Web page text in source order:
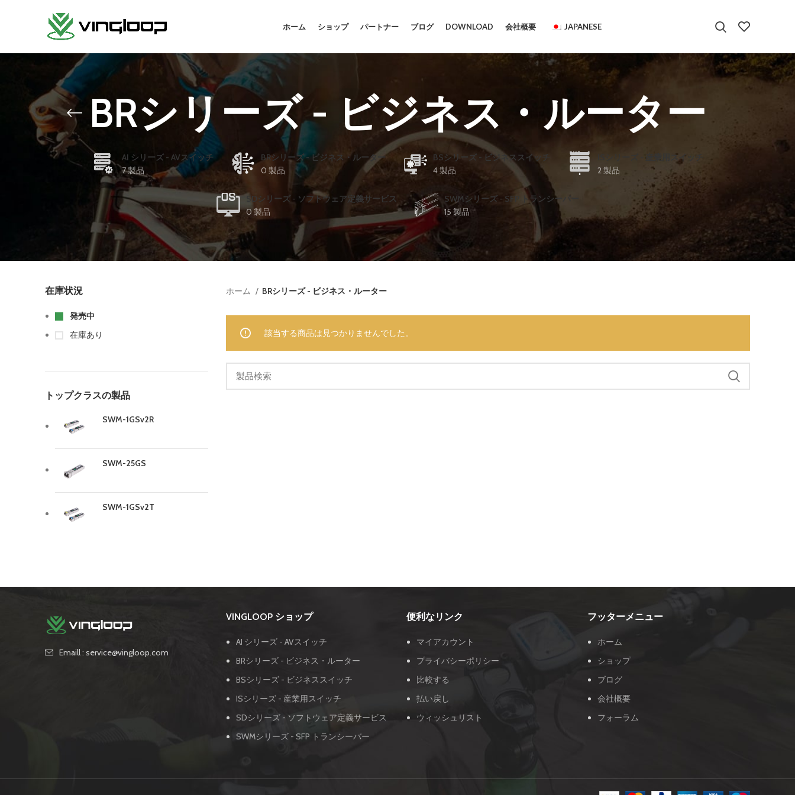
ホーム ショップ パートナー ブログ DOWNLOAD 会社概要 JAPANESE
BRシリーズ - ビジネス・ルーター
AI シリーズ - AVスイッチ
7 製品
BRシリーズ - ビジネス・ルーター
0 製品
BSシリーズ - ビジネススイッチ
4 製品
ISシリーズ - 産業用スイッチ
2 製品
SDシリーズ - ソフトウェア定義サービス
0 製品
SWMシリーズ - SFP トランシーバー
15 製品
在庫状況
発売中
在庫あり
トップクラスの製品
SWM-1GSv2R
SWM-25GS
SWM-1GSv2T
ホーム BRシリーズ - ビジネス・ルーター
該当する商品は見つかりませんでした。
Emaill : service@vingloop.com
VINGLOOP ショップ
AI シリーズ - AVスイッチ
BRシリーズ - ビジネス・ルーター
BSシリーズ - ビジネススイッチ
ISシリーズ - 産業用スイッチ
SDシリーズ - ソフトウェア定義サービス
SWMシリーズ - SFP トランシーバー
便利なリンク
マイアカウント
プライバシーポリシー
比較する
払い戻し
ウィッシュリスト
フッターメニュー
ホーム
ショップ
ブログ
会社概要
フォーラム